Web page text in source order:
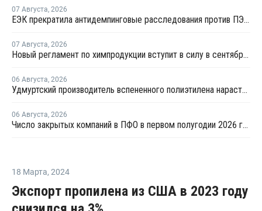
07 Августа, 2026
ЕЭК прекратила антидемпинговые расследования против ПЭ и ПП из Азербайджана и Туркменистана
07 Августа, 2026
Новый регламент по химпродукции вступит в силу в сентябре 2027 года
06 Августа, 2026
Удмуртский производитель вспененного полиэтилена нарастит выпуск на 15%
06 Августа, 2026
Число закрытых компаний в ПФО в первом полугодии 2026 года вдвое превысило число новых
18 Марта, 2024
Экспорт пропилена из США в 2023 году